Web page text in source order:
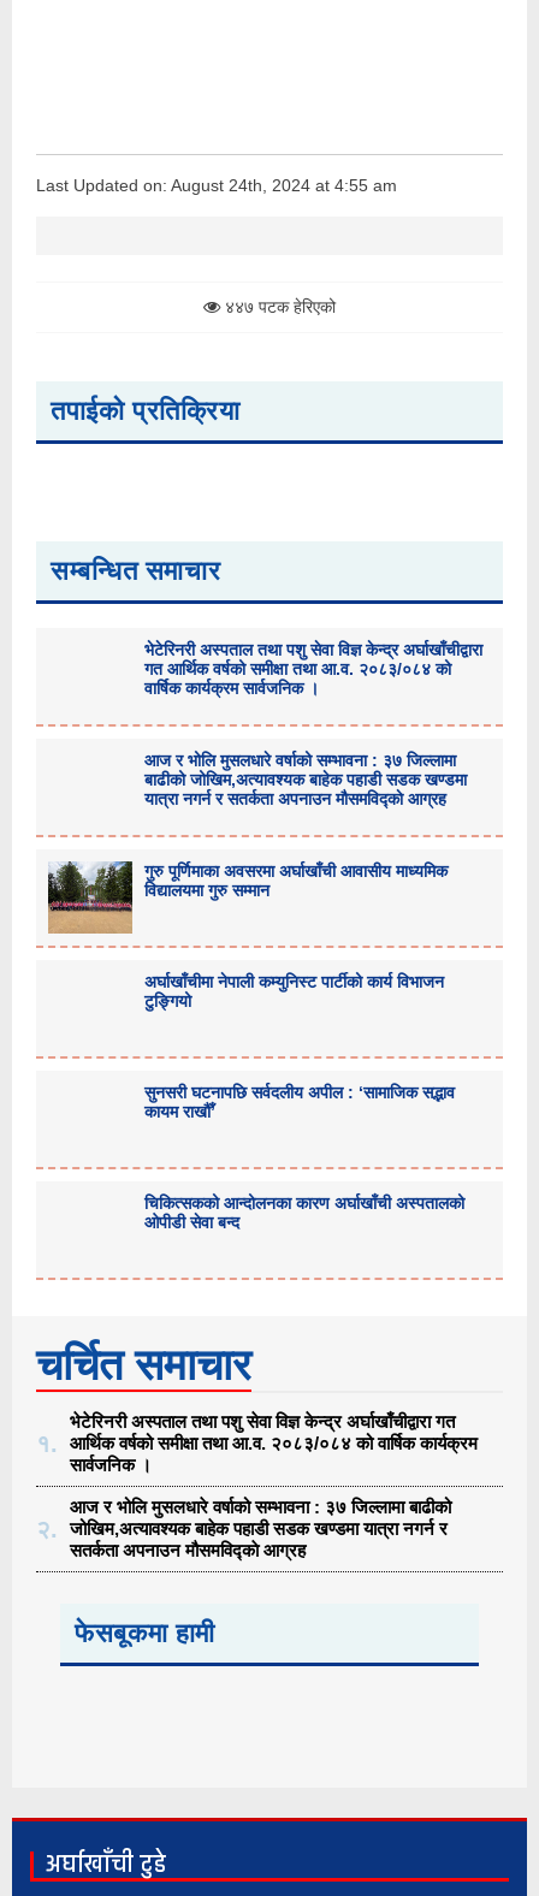
Last Updated on: August 24th, 2024 at 4:55 am
४४७ पटक हेरिएको
तपाईको प्रतिक्रिया
सम्बन्धित समाचार
भेटेरिनरी अस्पताल तथा पशु सेवा विज्ञ केन्द्र अर्घाखाँचीद्वारा
गत आर्थिक वर्षको समीक्षा तथा आ.व. २०८३/०८४ को
वार्षिक कार्यक्रम सार्वजनिक ।
आज र भोलि मुसलधारे वर्षाको सम्भावना : ३७ जिल्लामा
बाढीको जोखिम,अत्यावश्यक बाहेक पहाडी सडक खण्डमा
यात्रा नगर्न र सतर्कता अपनाउन मौसमविद्काे आग्रह
गुरु पूर्णिमाका अवसरमा अर्घाखाँची आवासीय माध्यमिक
विद्यालयमा गुरु सम्मान
अर्घाखाँचीमा नेपाली कम्युनिस्ट पार्टीको कार्य विभाजन
टुङ्गियो
सुनसरी घटनापछि सर्वदलीय अपील : ‘सामाजिक सद्भाव
कायम राखौँ’
चिकित्सकको आन्दोलनका कारण अर्घाखाँची अस्पतालको
ओपीडी सेवा बन्द
चर्चित समाचार
१.
भेटेरिनरी अस्पताल तथा पशु सेवा विज्ञ केन्द्र अर्घाखाँचीद्वारा गत
आर्थिक वर्षको समीक्षा तथा आ.व. २०८३/०८४ को वार्षिक कार्यक्रम
सार्वजनिक ।
२.
आज र भोलि मुसलधारे वर्षाको सम्भावना : ३७ जिल्लामा बाढीको
जोखिम,अत्यावश्यक बाहेक पहाडी सडक खण्डमा यात्रा नगर्न र
सतर्कता अपनाउन मौसमविद्काे आग्रह
फेसबूकमा हामी
अर्घाखाँची टुडे